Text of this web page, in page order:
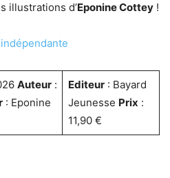
illustrations d’Eponine Cottey !
Auteur:
: Eponine
Editeur: Bayard
Jeunesse Prix :
11,90 €